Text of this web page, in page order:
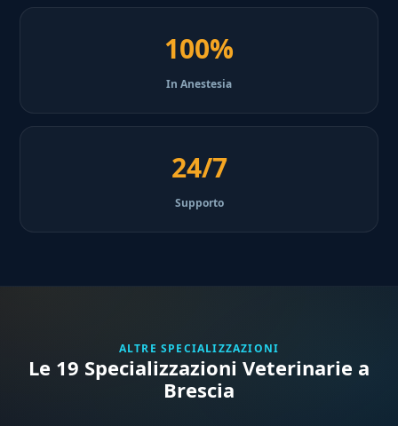
100%
In Anestesia
24/7
Supporto
ALTRE SPECIALIZZAZIONI
Le 19 Specializzazioni Veterinarie a
Brescia